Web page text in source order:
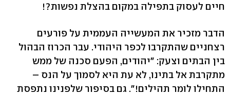
חיים לעסוק בתפילה במקום בהצלת נפשות?!
הדבר מזכיר את המעשייה העממית על פורעים
רצחניים שהתקרבו לכפר היהודי. עבר הכרוז הבהול
בין הבתים וצעק: "יהודים, הפעם סכנה של ממש
מתקרבת אל בתינו, לא עת היא לסמוך על הנס –
התחילו לומר תהילים!". גם בסיפור שלפנינו נתפסת